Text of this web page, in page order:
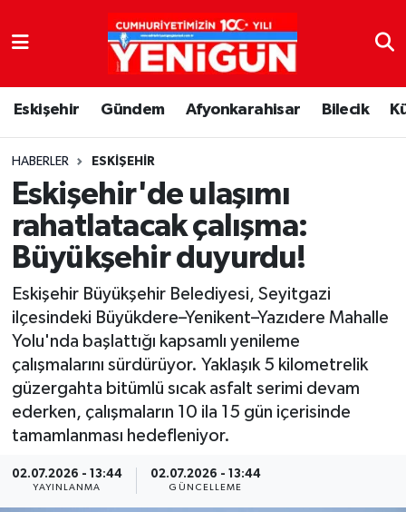
Eskişehir Gündem Afyonkarahisar Bilecik
HABERLER ESKIŞEHIR
Eskişehir'de ulaşımı
rahatlatacak çalışma:
Büyükşehir duyurdu!
Eskişehir Büyükşehir Belediyesi, Seyitgazi
ilçesindeki Büyükdere–Yenikent–Yazıdere Mahalle
Yolu'nda başlattığı kapsamlı yenileme
çalışmalarını sürdürüyor. Yaklaşık 5 kilometrelik
güzergahta bitümlü sıcak asfalt serimi devam
ederken, çalışmaların 10 ila 15 gün içerisinde
tamamlanması hedefleniyor.
02.07.2026 - 13:44
YAYINLANMA
02.07.2026 - 13:44
GÜNCELLEME
Nöbetçi Eczaneler
Hava Durumu
Trafik Durumu
Süper Lig Puan Durumu ve Fikstür
Tüm Manşetler
Son Dakika Haberleri
Haber Arşivi